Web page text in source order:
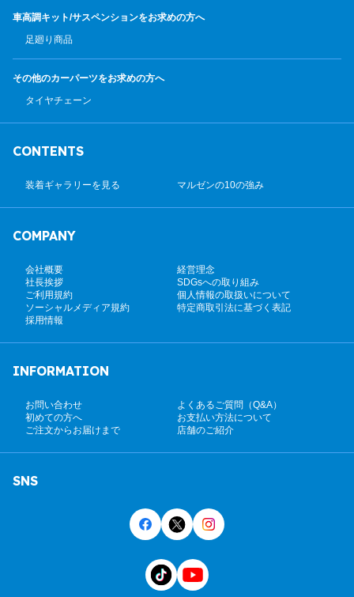
車高調キット/サスペンションをお求めの方へ
足廻り商品
その他のカーパーツをお求めの方へ
タイヤチェーン
CONTENTS
装着ギャラリーを見る マルゼンの10の強み
COMPANY
会社概要
経営理念
社長挨拶
SDGsへの取り組み
ご利用規約
個人情報の取扱いについて
ソーシャルメディア規約
特定商取引法に基づく表記
採用情報
INFORMATION
お問い合わせ
よくあるご質問（Q&A）
初めての方へ
お支払い方法について
ご注文からお届けまで
店舗のご紹介
SNS